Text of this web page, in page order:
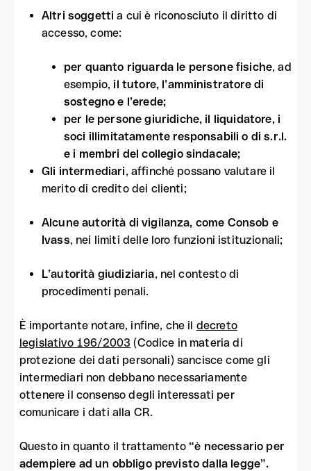
Altri soggetti a cui è riconosciuto il diritto di
accesso, come:
per quanto riguarda le persone fisiche, ad
esempio, il tutore, l’amministratore di
sostegno e l’erede;
per le persone giuridiche, il liquidatore, i
soci illimitatamente responsabili o di s.r.l.
e i membri del collegio sindacale;
Gli intermediari, affinché possano valutare il
merito di credito dei clienti;
Alcune autorità di vigilanza, come Consob e
Ivass, nei limiti delle loro funzioni istituzionali;
L’autorità giudiziaria, nel contesto di
procedimenti penali.
È importante notare, infine, che il decreto
legislativo 196/2003 (Codice in materia di
protezione dei dati personali) sancisce come gli
intermediari non debbano necessariamente
ottenere il consenso degli interessati per
comunicare i dati alla CR.
Questo in quanto il trattamento“è necessario per
adempiere ad un obbligo previsto dalla legge”.